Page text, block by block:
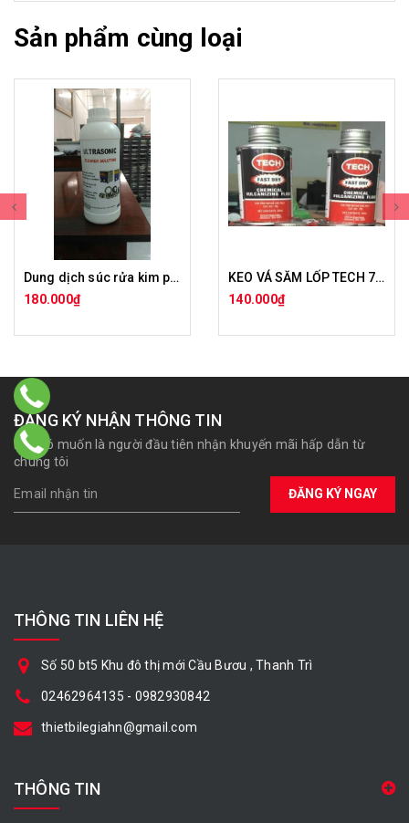
Sản phẩm cùng loại
Dung dịch súc rửa kim phun
180.000₫
KEO VÁ SĂM LỐP TECH 760
140.000₫
ĐĂNG KÝ NHẬN THÔNG TIN
Bạn có muốn là người đầu tiên nhận khuyến mãi hấp dẫn từ
chúng tôi
ĐĂNG KÝ NGAY
THÔNG TIN LIÊN HỆ
Số 50 bt5 Khu đô thị mới Cầu Bươu , Thanh Trì
02462964135 - 0982930842
thietbilegiahn@gmail.com
THÔNG TIN